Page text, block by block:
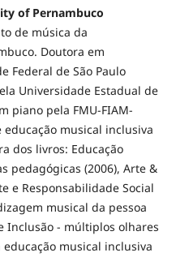
of Pernambuco
de música da
Doutora em
Federal de São Paulo
Universidade Estadual de
piano pela FMU-FIAM-
educação musical inclusiva
dos livros: Educação
pedagógicas (2006), Arte &
e Responsabilidade Social
musical da pessoa
Inclusão - múltiplos olhares
educação musical inclusiva